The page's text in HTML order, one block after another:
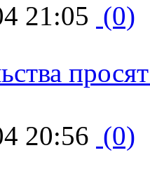
21:05 (0)
20:56 (0)